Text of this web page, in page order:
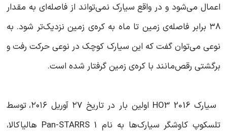
اعمال می‌شود و در واقع سیارک نمی‌تواند از فاصله‌ای به مقدار
۳۸ برابر فاصله‌ی زمین تا ماه به کره‌ی زمین نزدیک‌تر شود. به
نوعی می‌توان گفت که این سیارک کوچک در نوعی حرکت رفت و
برگشتی رقص‌مانند با کره‌ی زمین گرفتار شده است.
سیارک 2016 HO3 اولین بار در تاریخ ۲۷ آوریل ۲۰۱۶، توسط
تلسکوپ کاوشگر سیارک‌ها به نام Pan-STARRS 1 هالیاکالا،